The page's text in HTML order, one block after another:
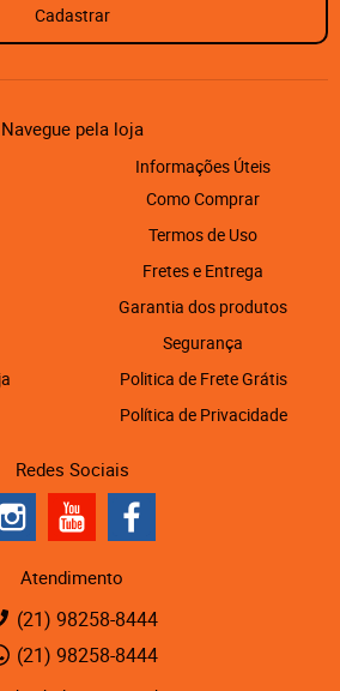
Cadastrar
Navegue pela loja
Informações Úteis
Como Comprar
Termos de Uso
Fretes e Entrega
Garantia dos produtos
Segurança
Politica de Frete Grátis
Política de Privacidade
Redes Sociais
Atendimento
(21) 98258-8444
(21) 98258-8444